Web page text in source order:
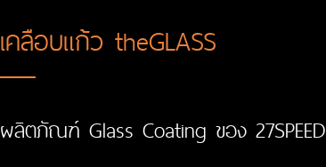
เคลือบแก้ว theGLASS
ผลิตภัณฑ์ Glass Coating ของ 27SPEED